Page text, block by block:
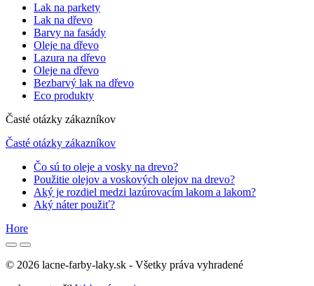
Lak na parkety
Lak na dřevo
Barvy na fasády
Oleje na dřevo
Lazura na dřevo
Oleje na dřevo
Bezbarvý lak na dřevo
Eco produkty
Časté otázky zákazníkov
Časté otázky zákazníkov
Čo sú to oleje a vosky na drevo?
Použitie olejov a voskových olejov na drevo?
Aký je rozdiel medzi lazúrovacím lakom a lakom?
Aký náter použiť?
Hore
© 2026 lacne-farby-laky.sk - Všetky práva vyhradené